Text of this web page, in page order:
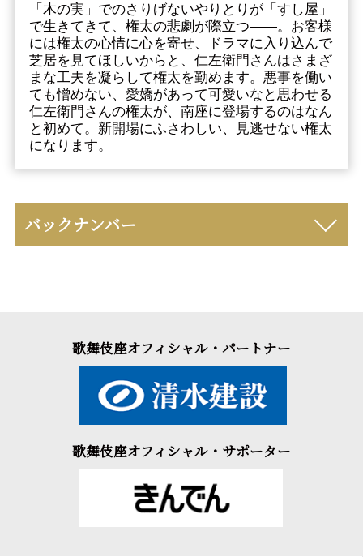
「木の実」でのさりげないやりとりが「すし屋」
で生きてきて、権太の悲劇が際立つ――。お客様
には権太の心情に心を寄せ、ドラマに入り込んで
芝居を見てほしいからと、仁左衛門さんはさまざ
まな工夫を凝らして権太を勤めます。悪事を働い
ても憎めない、愛嬌があって可愛いなと思わせる
仁左衛門さんの権太が、南座に登場するのはなん
と初めて。新開場にふさわしい、見逃せない権太
になります。
バックナンバー
歌舞伎座オフィシャル・パートナー
歌舞伎座オフィシャル・サポーター